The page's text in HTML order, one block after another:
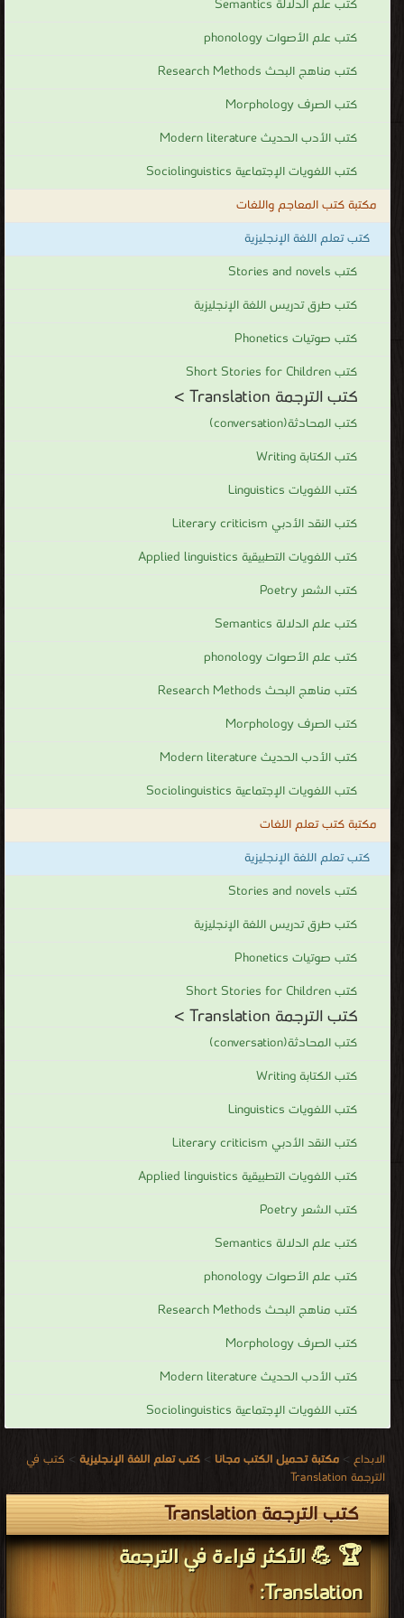
كتب علم الدلالة Semantics
كتب علم الأصوات phonology
كتب مناهج البحث Research Methods
كتب الصرف Morphology
كتب الأدب الحديث Modern literature
كتب اللغويات الإجتماعية Sociolinguistics
مكتبة كتب المعاجم واللغات
كتب تعلم اللغة الإنجليزية
كتب Stories and novels
كتب طرق تدريس اللغة الإنجليزية
كتب صوتيات Phonetics
كتب Short Stories for Children
كتب الترجمة Translation >
كتب المحادثة(conversation)
كتب الكتابة Writing
كتب اللغويات Linguistics
كتب النقد الأدبي Literary criticism
كتب اللغويات التطبيقية Applied linguistics
كتب الشعر Poetry
كتب علم الدلالة Semantics
كتب علم الأصوات phonology
كتب مناهج البحث Research Methods
كتب الصرف Morphology
كتب الأدب الحديث Modern literature
كتب اللغويات الإجتماعية Sociolinguistics
مكتبة كتب تعلم اللغات
كتب تعلم اللغة الإنجليزية
كتب Stories and novels
كتب طرق تدريس اللغة الإنجليزية
كتب صوتيات Phonetics
كتب Short Stories for Children
كتب الترجمة Translation >
كتب المحادثة(conversation)
كتب الكتابة Writing
كتب اللغويات Linguistics
كتب النقد الأدبي Literary criticism
كتب اللغويات التطبيقية Applied linguistics
كتب الشعر Poetry
كتب علم الدلالة Semantics
كتب علم الأصوات phonology
كتب مناهج البحث Research Methods
كتب الصرف Morphology
كتب الأدب الحديث Modern literature
كتب اللغويات الإجتماعية Sociolinguistics
الابداع > مكتبة تحميل الكتب مجانا > كتب تعلم اللغة الإنجليزية > كتب في
الترجمة Translation
كتب الترجمة Translation
🏆 💪 الأكثر قراءة في الترجمة
Translation: